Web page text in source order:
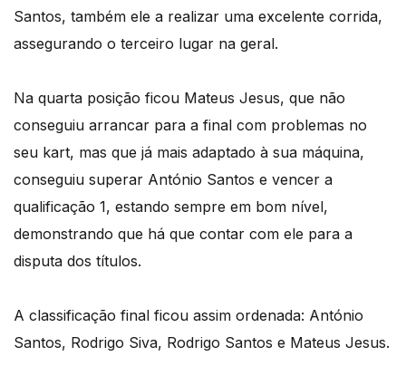
Santos, também ele a realizar uma excelente corrida,
assegurando o terceiro lugar na geral.
Na quarta posição ficou Mateus Jesus, que não
conseguiu arrancar para a final com problemas no
seu kart, mas que já mais adaptado à sua máquina,
conseguiu superar António Santos e vencer a
qualificação 1, estando sempre em bom nível,
demonstrando que há que contar com ele para a
disputa dos títulos.
A classificação final ficou assim ordenada: António
Santos, Rodrigo Siva, Rodrigo Santos e Mateus Jesus.